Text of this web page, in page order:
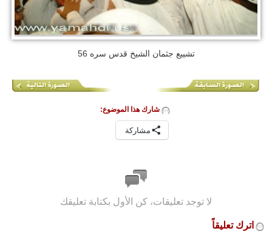
تشييع جثمان الشيخ قدس سره 56
شارك هذا الموضوع:
مشاركة
لا توجد تعليقات، كن الأول بكتابة تعليقك
اترك تعليقاً